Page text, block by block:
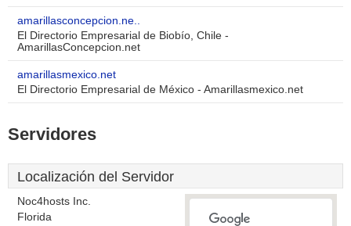
amarillasconcepcion.ne..
El Directorio Empresarial de Biobío, Chile -
AmarillasConcepcion.net
amarillasmexico.net
El Directorio Empresarial de México - Amarillasmexico.net
Servidores
Localización del Servidor
Noc4hosts Inc.
Florida